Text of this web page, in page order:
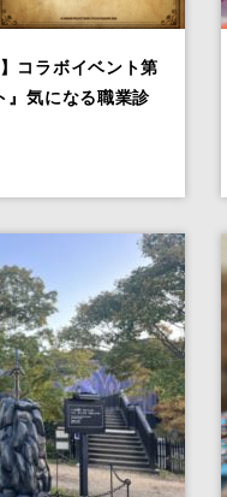
コラボイベント第
』気になる職業診